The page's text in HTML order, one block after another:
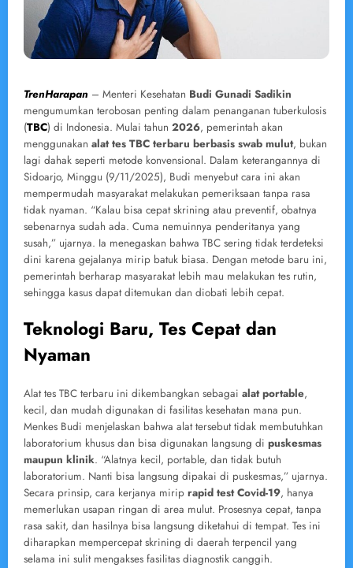
TrenHarapan – Menteri Kesehatan Budi Gunadi Sadikin
mengumumkan terobosan penting dalam penanganan tuberkulosis
(TBC) di Indonesia. Mulai tahun 2026, pemerintah akan
menggunakan alat tes TBC terbaru berbasis swab mulut, bukan
lagi dahak seperti metode konvensional. Dalam keterangannya di
Sidoarjo, Minggu (9/11/2025), Budi menyebut cara ini akan
mempermudah masyarakat melakukan pemeriksaan tanpa rasa
tidak nyaman. “Kalau bisa cepat skrining atau preventif, obatnya
sebenarnya sudah ada. Cuma nemuinnya penderitanya yang
susah,” ujarnya. Ia menegaskan bahwa TBC sering tidak terdeteksi
dini karena gejalanya mirip batuk biasa. Dengan metode baru ini,
pemerintah berharap masyarakat lebih mau melakukan tes rutin,
sehingga kasus dapat ditemukan dan diobati lebih cepat.
Teknologi Baru, Tes Cepat dan
Nyaman
Alat tes TBC terbaru ini dikembangkan sebagai alat portable,
kecil, dan mudah digunakan di fasilitas kesehatan mana pun.
Menkes Budi menjelaskan bahwa alat tersebut tidak membutuhkan
laboratorium khusus dan bisa digunakan langsung di puskesmas
maupun klinik. “Alatnya kecil, portable, dan tidak butuh
laboratorium. Nanti bisa langsung dipakai di puskesmas,” ujarnya.
Secara prinsip, cara kerjanya mirip rapid test Covid-19, hanya
memerlukan usapan ringan di area mulut. Prosesnya cepat, tanpa
rasa sakit, dan hasilnya bisa langsung diketahui di tempat. Tes ini
diharapkan mempercepat skrining di daerah terpencil yang
selama ini sulit mengakses fasilitas diagnostik canggih.